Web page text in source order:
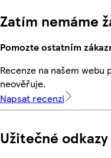
Zatím nemáme
Pomozte ostatním
Recenze na našem webu
neověřuje.
Napsat recenzi
Užitečné odkazy